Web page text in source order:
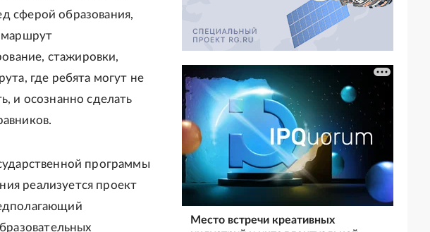
сферой образования,
стажировки,
где ребята могут не
и осознанно сделать
программы
реализуется проект
Место встречи креативных